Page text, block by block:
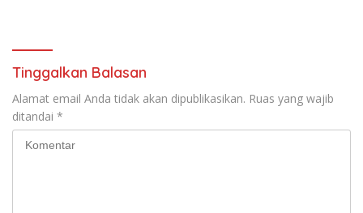
Tinggalkan Balasan
Alamat email Anda tidak akan dipublikasikan. Ruas yang wajib
ditandai *